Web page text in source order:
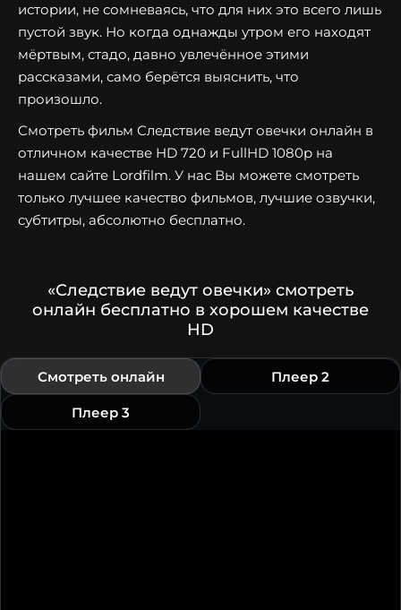
истории, не сомневаясь, что для них это всего лишь
пустой звук. Но когда однажды утром его находят
мёртвым, стадо, давно увлечённое этими
рассказами, само берётся выяснить, что
произошло.
Смотреть фильм Следствие ведут овечки онлайн в
отличном качестве HD 720 и FullHD 1080p на
нашем сайте Lordfilm. У нас Вы можете смотреть
только лучшее качество фильмов, лучшие озвучки,
субтитры, абсолютно бесплатно.
«Следствие ведут овечки» смотреть
онлайн бесплатно в хорошем качестве
HD
Смотреть онлайн Плеер 2
Плеер 3